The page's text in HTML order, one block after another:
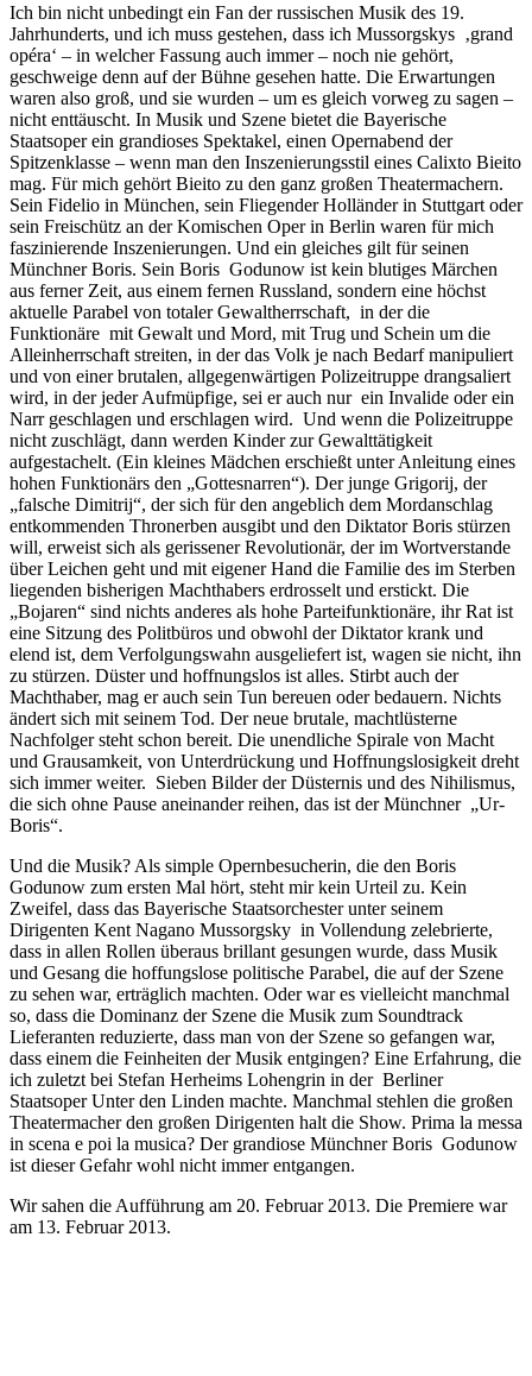
Ich bin nicht unbedingt ein Fan der russischen Musik des 19.
Jahrhunderts, und ich muss gestehen, dass ich Mussorgskys ‚grand
opéra‘ – in welcher Fassung auch immer – noch nie gehört,
geschweige denn auf der Bühne gesehen hatte. Die Erwartungen
waren also groß, und sie wurden – um es gleich vorweg zu sagen –
nicht enttäuscht. In Musik und Szene bietet die Bayerische
Staatsoper ein grandioses Spektakel, einen Opernabend der
Spitzenklasse – wenn man den Inszenierungsstil eines Calixto Bieito
mag. Für mich gehört Bieito zu den ganz großen Theatermachern.
Sein Fidelio in München, sein Fliegender Holländer in Stuttgart oder
sein Freischütz an der Komischen Oper in Berlin waren für mich
faszinierende Inszenierungen. Und ein gleiches gilt für seinen
Münchner Boris. Sein Boris Godunow ist kein blutiges Märchen
aus ferner Zeit, aus einem fernen Russland, sondern eine höchst
aktuelle Parabel von totaler Gewaltherrschaft, in der die
Funktionäre mit Gewalt und Mord, mit Trug und Schein um die
Alleinherrschaft streiten, in der das Volk je nach Bedarf manipuliert
und von einer brutalen, allgegenwärtigen Polizeitruppe drangsaliert
wird, in der jeder Aufmüpfige, sei er auch nur ein Invalide oder ein
Narr geschlagen und erschlagen wird. Und wenn die Polizeitruppe
nicht zuschlägt, dann werden Kinder zur Gewalttätigkeit
aufgestachelt. (Ein kleines Mädchen erschießt unter Anleitung eines
hohen Funktionärs den „Gottesnarren“). Der junge Grigorij, der
„falsche Dimitrij“, der sich für den angeblich dem Mordanschlag
entkommenden Thronerben ausgibt und den Diktator Boris stürzen
will, erweist sich als gerissener Revolutionär, der im Wortverstande
über Leichen geht und mit eigener Hand die Familie des im Sterben
liegenden bisherigen Machthabers erdrosselt und erstickt. Die
„Bojaren“ sind nichts anderes als hohe Parteifunktionäre, ihr Rat ist
eine Sitzung des Politbüros und obwohl der Diktator krank und
elend ist, dem Verfolgungswahn ausgeliefert ist, wagen sie nicht, ihn
zu stürzen. Düster und hoffnungslos ist alles. Stirbt auch der
Machthaber, mag er auch sein Tun bereuen oder bedauern. Nichts
ändert sich mit seinem Tod. Der neue brutale, machtlüsterne
Nachfolger steht schon bereit. Die unendliche Spirale von Macht
und Grausamkeit, von Unterdrückung und Hoffnungslosigkeit dreht
sich immer weiter. Sieben Bilder der Düsternis und des Nihilismus,
die sich ohne Pause aneinander reihen, das ist der Münchner „Ur-
Boris“.
Und die Musik? Als simple Opernbesucherin, die den Boris
Godunow zum ersten Mal hört, steht mir kein Urteil zu. Kein
Zweifel, dass das Bayerische Staatsorchester unter seinem
Dirigenten Kent Nagano Mussorgsky in Vollendung zelebrierte,
dass in allen Rollen überaus brillant gesungen wurde, dass Musik
und Gesang die hoffungslose politische Parabel, die auf der Szene
zu sehen war, erträglich machten. Oder war es vielleicht manchmal
so, dass die Dominanz der Szene die Musik zum Soundtrack
Lieferanten reduzierte, dass man von der Szene so gefangen war,
dass einem die Feinheiten der Musik entgingen? Eine Erfahrung, die
ich zuletzt bei Stefan Herheims Lohengrin in der Berliner
Staatsoper Unter den Linden machte. Manchmal stehlen die großen
Theatermacher den großen Dirigenten halt die Show. Prima la messa
in scena e poi la musica? Der grandiose Münchner Boris Godunow
ist dieser Gefahr wohl nicht immer entgangen.
Wir sahen die Aufführung am 20. Februar 2013. Die Premiere war
am 13. Februar 2013.